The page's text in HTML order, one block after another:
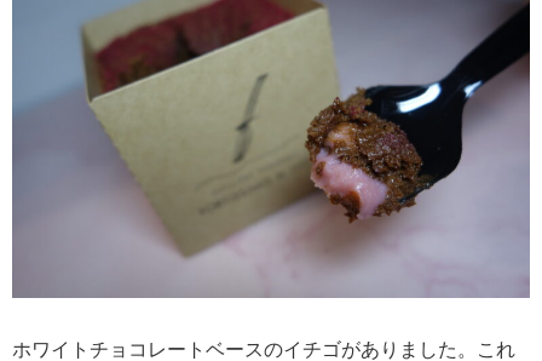
ホワイトチョコレートベースのイチゴがありました。これ